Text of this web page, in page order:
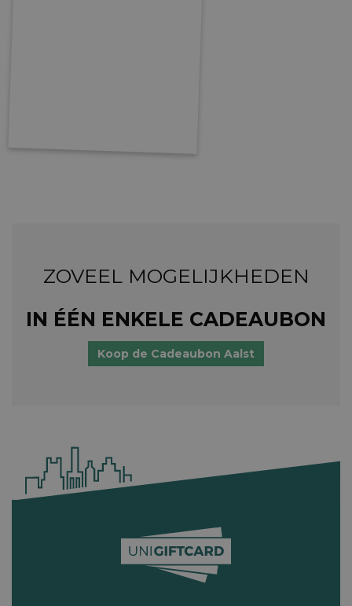
ZOVEEL MOGELIJKHEDEN
IN ÉÉN ENKELE CADEAUBON
Koop de Cadeaubon Aalst